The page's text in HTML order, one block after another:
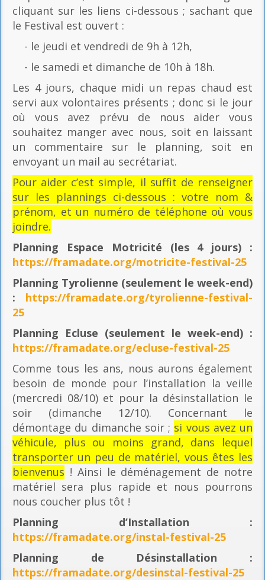
cliquant sur les liens ci-dessous ; sachant que
le Festival est ouvert :
- le jeudi et vendredi de 9h à 12h,
- le samedi et dimanche de 10h à 18h.
Les 4 jours, chaque midi un repas chaud est
servi aux volontaires présents ; donc si le jour
où vous avez prévu de nous aider vous
souhaitez manger avec nous, soit en laissant
un commentaire sur le planning, soit en
envoyant un mail au secrétariat.
Pour aider c’est simple, il suffit de renseigner
sur les plannings ci-dessous : votre nom &
prénom, et un numéro de téléphone où vous
joindre.
Planning Espace Motricité (les 4 jours) :
https://framadate.org/motricite-festival-25
Planning Tyrolienne (seulement le week-end)
: https://framadate.org/tyrolienne-festival-
25
Planning Ecluse (seulement le week-end) :
https://framadate.org/ecluse-festival-25
Comme tous les ans, nous aurons également
besoin de monde pour l’installation la veille
(mercredi 08/10) et pour la désinstallation le
soir (dimanche 12/10). Concernant le
démontage du dimanche soir ; si vous avez un
véhicule, plus ou moins grand, dans lequel
transporter un peu de matériel, vous êtes les
bienvenus ! Ainsi le déménagement de notre
matériel sera plus rapide et nous pourrons
nous coucher plus tôt !
Planning d’Installation :
https://framadate.org/instal-festival-25
Planning de Désinstallation :
https://framadate.org/desinstal-festival-25